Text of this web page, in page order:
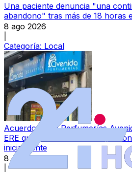
Una paciente denuncia "una
abandono" tras más de 18 horas
8 ago 2026
Categoría: Local
Acuerdo entre Perfumerías
ERE que afectará a menos
inicialmente
8 ago 2026